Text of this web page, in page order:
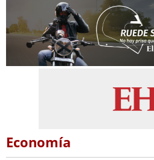
Economía